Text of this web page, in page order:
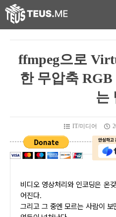
ffmpeg으로
한 무압축
는
IT/미디어
비디오 영상처리와 인코딩은 온갖 삽질의 끝없는 반복으로 이루
어진다.
그리고 그 중엔 모르는 사람이 보면 도저히 이해를 할 수 없는 작